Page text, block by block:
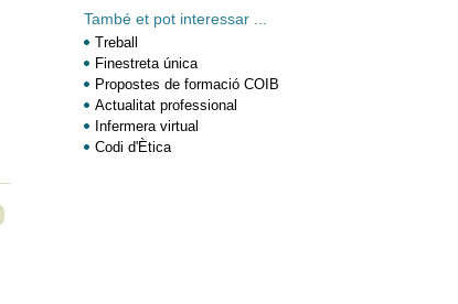
També et pot interessar ...
Treball
Finestreta única
Propostes de formació COIB
Actualitat professional
Infermera virtual
Codi d'Ètica